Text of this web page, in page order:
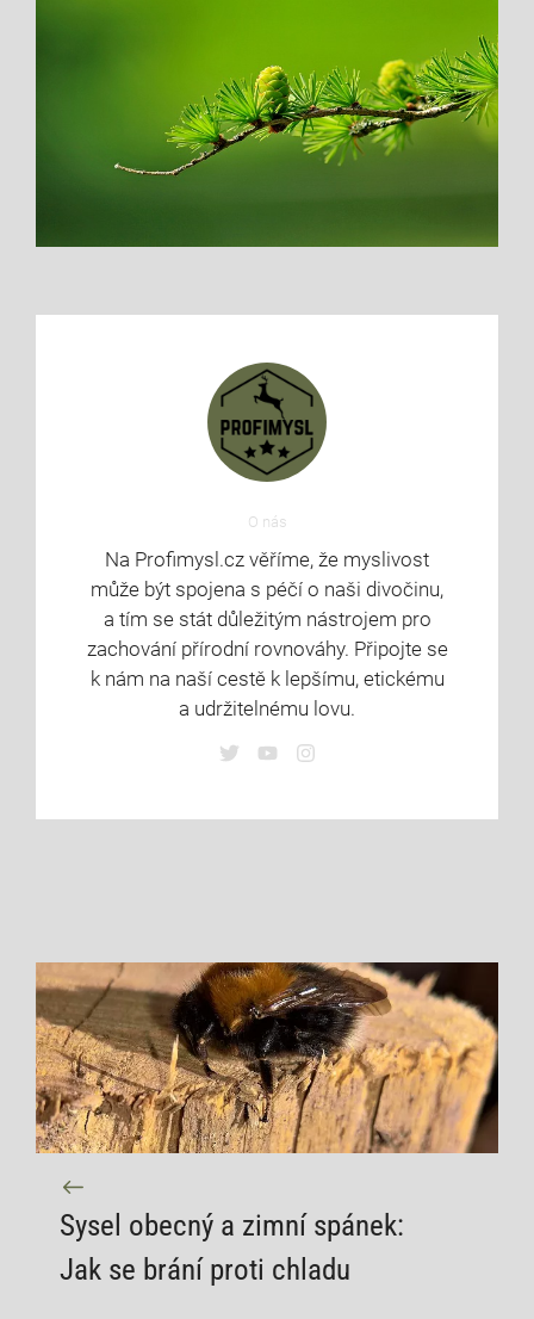
O nás
Na Profimysl.cz věříme, že myslivost
může být spojena s péčí o naši divočinu,
a tím se stát důležitým nástrojem pro
zachování přírodní rovnováhy. Připojte se
k nám na naší cestě k lepšímu, etickému
a udržitelnému lovu.
Sysel obecný a zimní spánek:
Jak se brání proti chladu